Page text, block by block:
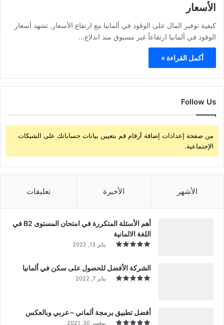
الأسعار
كيفية توفير المال على الوقود في ألمانيا مع ارتفاع الأسعار. تشهد أسعار
الوقود في ألمانيا ارتفاعاً غير مسبوق منذ اندلاع…
أكمل القراءة »
Follow Us
من صفحة إعدادات إضافة أرقام قم بتعيين بيانات حساباتك على الشبكات
الإجتماعية.
الأشهر الأخيرة تعليقات
أهم الأسئلة المتكررة في امتحان المستوى B2 في
اللغة الالمانية
يناير 13, 2022
الشركة الأفضل للحصول على سكن في ألمانيا
يناير 7, 2022
أفضل تطبيق برمجة ألماني – عربي وبالعكس
نوفمبر 30, 2021